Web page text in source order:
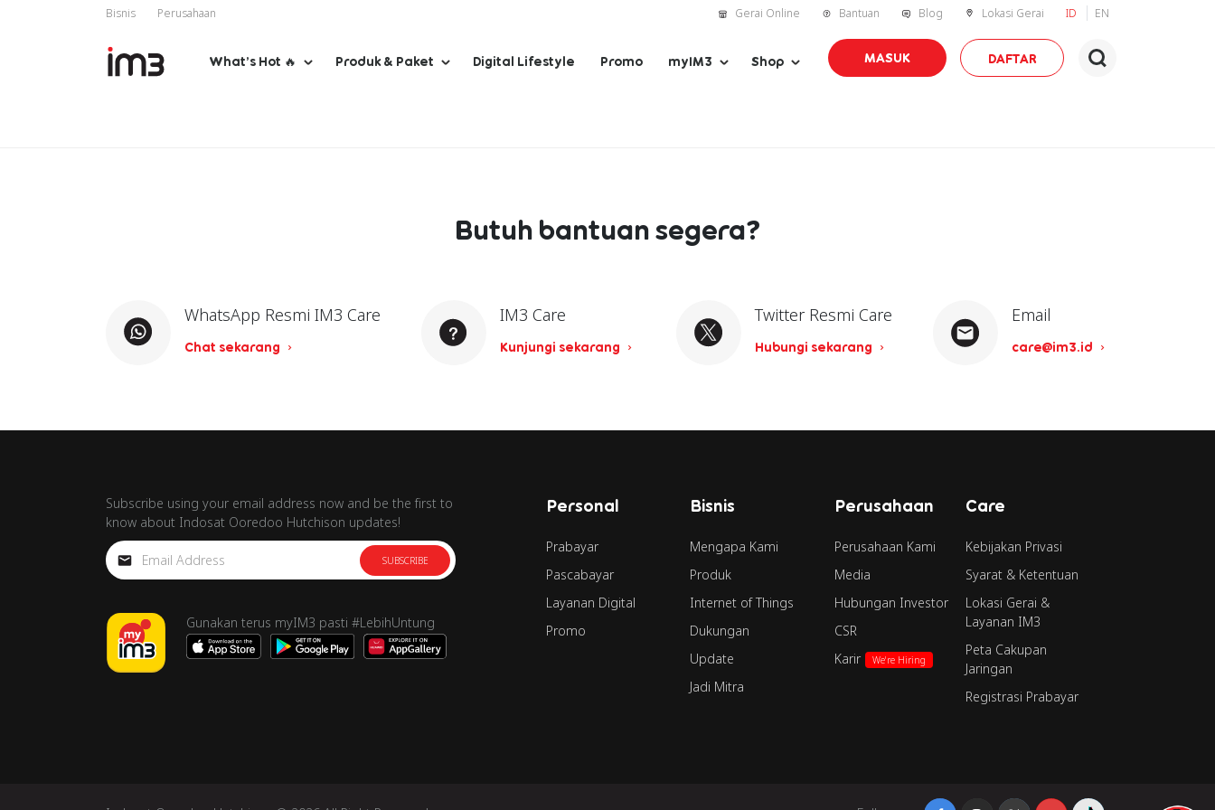
Bisnis Perusahaan Gerai Online Bantuan Blog Lokasi Gerai ID EN
What’s Hot 🔥 Produk & Paket Digital Lifestyle Promo myIM3 Shop MASUK DAFTAR
Butuh bantuan segera?
WhatsApp Resmi IM3 Care
Chat sekarang
IM3 Care
Kunjungi sekarang
Twitter Resmi Care
Hubungi sekarang
Email
care@im3.id
Subscribe using your email address now and be the first to
know about Indosat Ooredoo Hutchison updates!
SUBSCRIBE
Gunakan terus myIM3 pasti #LebihUntung
Personal
Prabayar
Pascabayar
Layanan Digital
Promo
Bisnis
Mengapa Kami
Produk
Internet of Things
Dukungan
Update
Jadi Mitra
Perusahaan
Perusahaan Kami
Media
Hubungan Investor
CSR
Karir
We're Hiring
Care
Kebijakan Privasi
Syarat & Ketentuan
Lokasi Gerai &
Layanan IM3
Peta Cakupan
Jaringan
Registrasi Prabayar